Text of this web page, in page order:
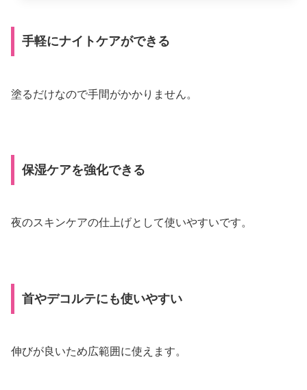
手軽にナイトケアができる
塗るだけなので手間がかかりません。
保湿ケアを強化できる
夜のスキンケアの仕上げとして使いやすいです。
首やデコルテにも使いやすい
伸びが良いため広範囲に使えます。